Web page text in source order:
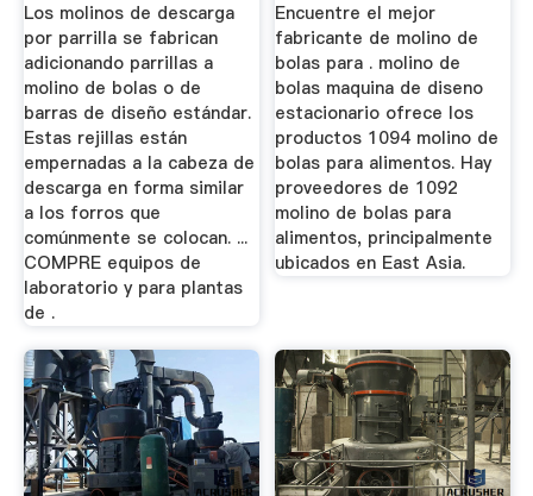
Los molinos de descarga
por parrilla se fabrican
adicionando parrillas a
molino de bolas o de
barras de diseño estándar.
Estas rejillas están
empernadas a la cabeza de
descarga en forma similar
a los forros que
comúnmente se colocan. ...
COMPRE equipos de
laboratorio y para plantas
de .
Encuentre el mejor
fabricante de molino de
bolas para . molino de
bolas maquina de diseno
estacionario ofrece los
productos 1094 molino de
bolas para alimentos. Hay
proveedores de 1092
molino de bolas para
alimentos, principalmente
ubicados en East Asia.